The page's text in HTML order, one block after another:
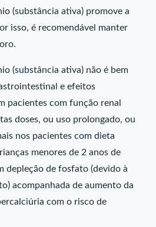
(substância ativa) promove a
isso, é recomendável manter
(substância ativa) não é bem
e efeitos
pacientes com função renal
doses, ou uso prolongado, ou
nos pacientes com dieta
menores de 2 anos de
depleção de fosfato (devido à
acompanhada de aumento da
com o risco de